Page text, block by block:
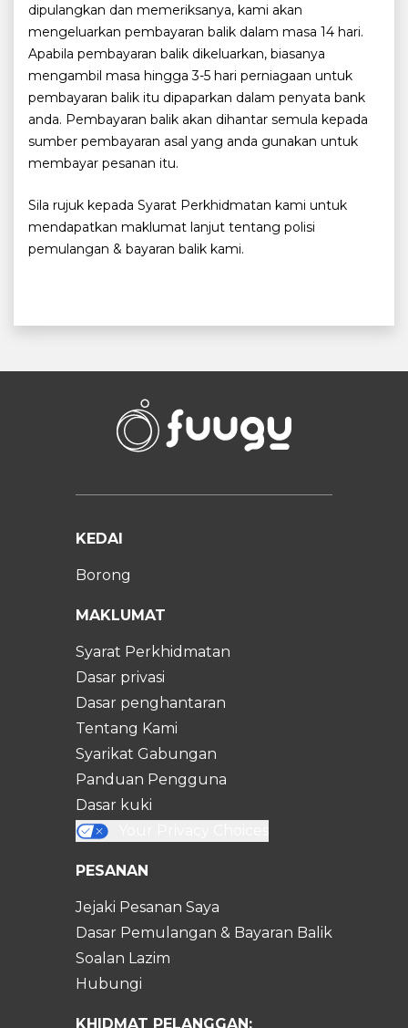
dipulangkan dan memeriksanya, kami akan
mengeluarkan pembayaran balik dalam masa 14 hari.
Apabila pembayaran balik dikeluarkan, biasanya
mengambil masa hingga 3-5 hari perniagaan untuk
pembayaran balik itu dipaparkan dalam penyata bank
anda. Pembayaran balik akan dihantar semula kepada
sumber pembayaran asal yang anda gunakan untuk
membayar pesanan itu.
Sila rujuk kepada Syarat Perkhidmatan kami untuk
mendapatkan maklumat lanjut tentang polisi
pemulangan & bayaran balik kami.
KEDAI
Borong
MAKLUMAT
Syarat Perkhidmatan
Dasar privasi
Dasar penghantaran
Tentang Kami
Syarikat Gabungan
Panduan Pengguna
Dasar kuki
PESANAN
Jejaki Pesanan Saya
Dasar Pemulangan & Bayaran Balik
Soalan Lazim
Hubungi
KHIDMAT PELANGGAN: